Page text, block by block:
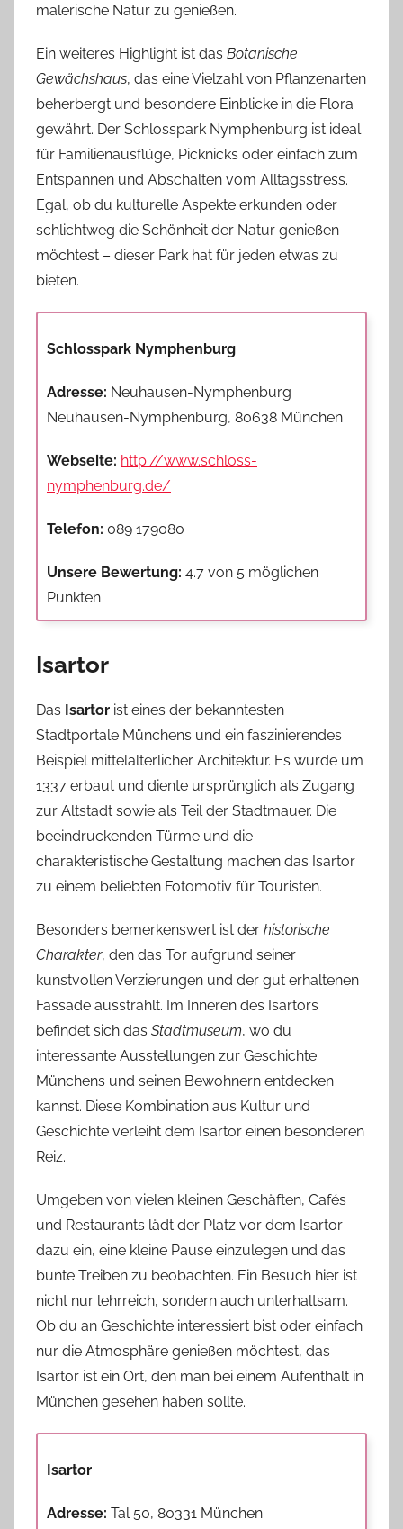
malerische Natur zu genießen.
Ein weiteres Highlight ist das Botanische
Gewächshaus, das eine Vielzahl von Pflanzenarten
beherbergt und besondere Einblicke in die Flora
gewährt. Der Schlosspark Nymphenburg ist ideal
für Familienausflüge, Picknicks oder einfach zum
Entspannen und Abschalten vom Alltagsstress.
Egal, ob du kulturelle Aspekte erkunden oder
schlichtweg die Schönheit der Natur genießen
möchtest – dieser Park hat für jeden etwas zu
bieten.
Schlosspark Nymphenburg
Adresse: Neuhausen-Nymphenburg
Neuhausen-Nymphenburg, 80638 München
Webseite: http://www.schloss-
nymphenburg.de/
Telefon: 089 179080
Unsere Bewertung: 4.7 von 5 möglichen
Punkten
Isartor
Das Isartor ist eines der bekanntesten
Stadtportale Münchens und ein faszinierendes
Beispiel mittelalterlicher Architektur. Es wurde um
1337 erbaut und diente ursprünglich als Zugang
zur Altstadt sowie als Teil der Stadtmauer. Die
beeindruckenden Türme und die
charakteristische Gestaltung machen das Isartor
zu einem beliebten Fotomotiv für Touristen.
Besonders bemerkenswert ist der historische
Charakter, den das Tor aufgrund seiner
kunstvollen Verzierungen und der gut erhaltenen
Fassade ausstrahlt. Im Inneren des Isartors
befindet sich das Stadtmuseum, wo du
interessante Ausstellungen zur Geschichte
Münchens und seinen Bewohnern entdecken
kannst. Diese Kombination aus Kultur und
Geschichte verleiht dem Isartor einen besonderen
Reiz.
Umgeben von vielen kleinen Geschäften, Cafés
und Restaurants lädt der Platz vor dem Isartor
dazu ein, eine kleine Pause einzulegen und das
bunte Treiben zu beobachten. Ein Besuch hier ist
nicht nur lehrreich, sondern auch unterhaltsam.
Ob du an Geschichte interessiert bist oder einfach
nur die Atmosphäre genießen möchtest, das
Isartor ist ein Ort, den man bei einem Aufenthalt in
München gesehen haben sollte.
Isartor
Adresse: Tal 50, 80331 München